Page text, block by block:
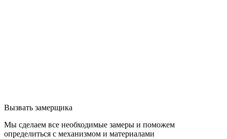
Вызвать замерщика
Мы сделаем все необходимые замеры и поможем
определиться с механизмом и материалами